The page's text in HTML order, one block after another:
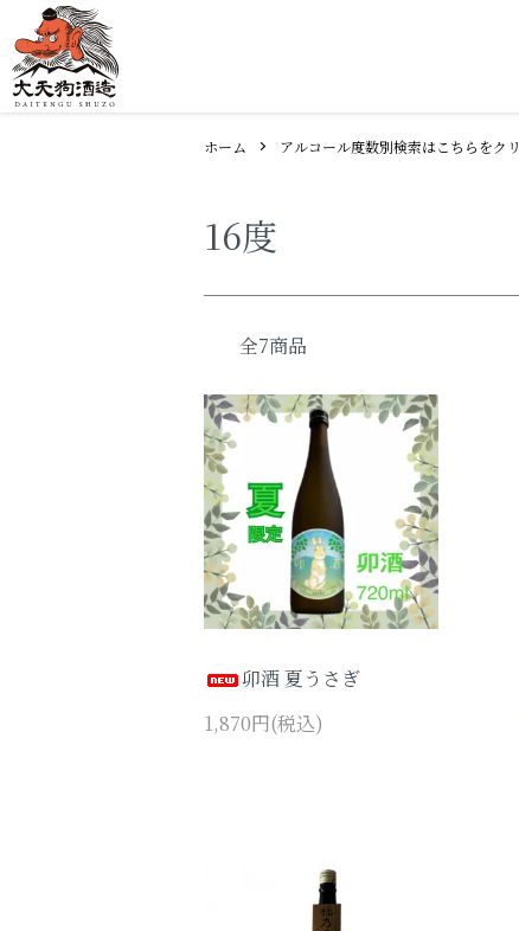
ホーム アルコール度数別検索はこちらをク
16度
全7商品
卯酒 夏うさぎ
1,870円(税込)